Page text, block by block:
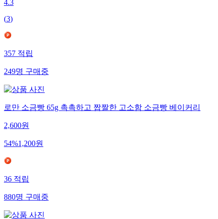
4.3
(3)
357적립
249명구매중
로만 소금빵 65g 촉촉하고 짭짤한 고소함 소금빵 베이커리
2,600원
54%1,200원
36적립
880명구매중